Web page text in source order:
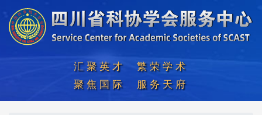
汇聚英才  繁荣学术
聚焦国际  服务天府